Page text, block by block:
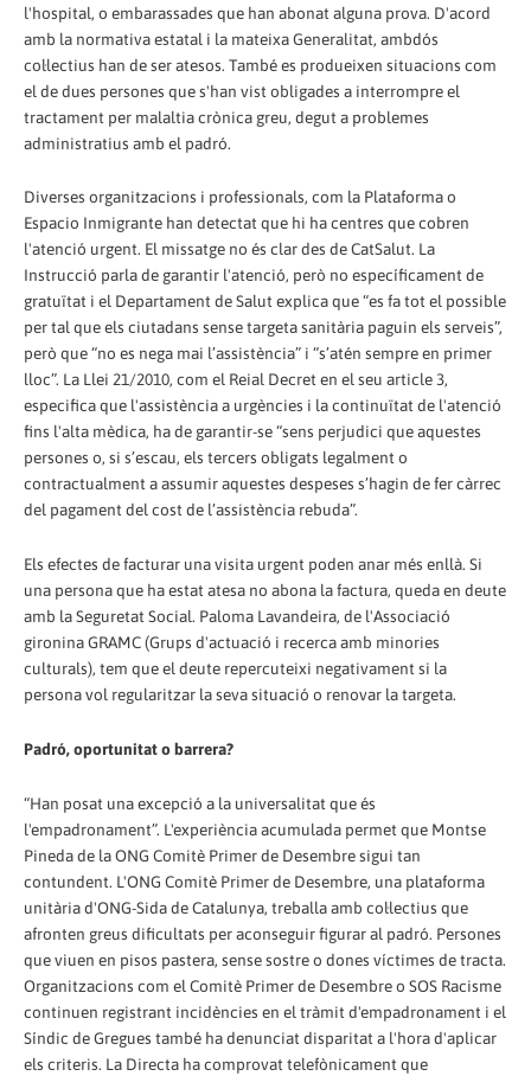
l'hospital, o embarassades que han abonat alguna prova. D'acord
amb la normativa estatal i la mateixa Generalitat, ambdós
col·lectius han de ser atesos. També es produeixen situacions com
el de dues persones que s'han vist obligades a interrompre el
tractament per malaltia crònica greu, degut a problemes
administratius amb el padró.
Diverses organitzacions i professionals, com la Plataforma o
Espacio Inmigrante han detectat que hi ha centres que cobren
l'atenció urgent. El missatge no és clar des de CatSalut. La
Instrucció parla de garantir l'atenció, però no específicament de
gratuïtat i el Departament de Salut explica que “es fa tot el possible
per tal que els ciutadans sense targeta sanitària paguin els serveis”,
però que “no es nega mai l’assistència” i “s’atén sempre en primer
lloc”. La Llei 21/2010, com el Reial Decret en el seu article 3,
especifica que l'assistència a urgències i la continuïtat de l'atenció
fins l'alta mèdica, ha de garantir-se “sens perjudici que aquestes
persones o, si s’escau, els tercers obligats legalment o
contractualment a assumir aquestes despeses s’hagin de fer càrrec
del pagament del cost de l’assistència rebuda”.
Els efectes de facturar una visita urgent poden anar més enllà. Si
una persona que ha estat atesa no abona la factura, queda en deute
amb la Seguretat Social. Paloma Lavandeira, de l'Associació
gironina GRAMC (Grups d'actuació i recerca amb minories
culturals), tem que el deute repercuteixi negativament si la
persona vol regularitzar la seva situació o renovar la targeta.
Padró, oportunitat o barrera?
“Han posat una excepció a la universalitat que és
l'empadronament”. L'experiència acumulada permet que Montse
Pineda de la ONG Comitè Primer de Desembre sigui tan
contundent. L'ONG Comitè Primer de Desembre, una plataforma
unitària d'ONG-Sida de Catalunya, treballa amb col·lectius que
afronten greus dificultats per aconseguir figurar al padró. Persones
que viuen en pisos pastera, sense sostre o dones víctimes de tracta.
Organitzacions com el Comitè Primer de Desembre o SOS Racisme
continuen registrant incidències en el tràmit d'empadronament i el
Síndic de Gregues també ha denunciat disparitat a l'hora d'aplicar
els criteris. La Directa ha comprovat telefònicament que